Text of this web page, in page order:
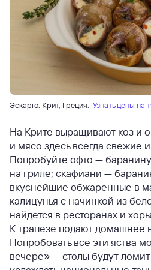
Эскарго. Крит, Греция. Узнать цены на
На Крите выращивают коз и
и мясо здесь всегда свежие
Попробуйте офто —
на гриле; скафиани —
вкуснейшие обжаренные в
калицунья с начинкой из
найдется в ресторанах и
К трапезе подают домашнее
Попробовать все эти яства
вечере» — столы будут